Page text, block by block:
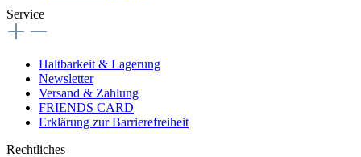
Service
Haltbarkeit & Lagerung
Newsletter
Versand & Zahlung
FRIENDS CARD
Erklärung zur Barrierefreiheit
Rechtliches